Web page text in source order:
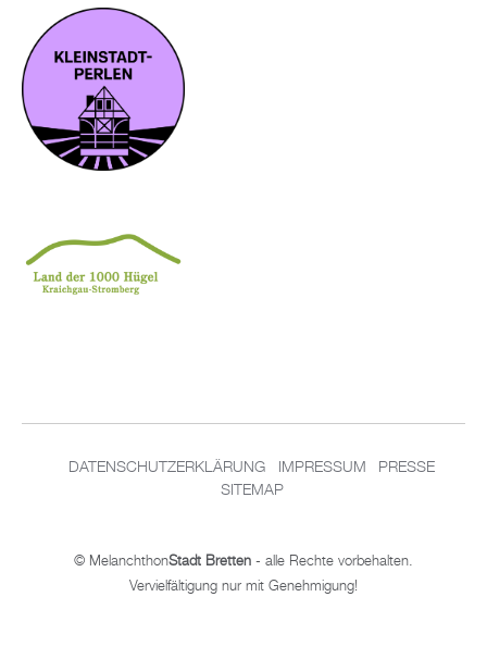
DATENSCHUTZERKLÄRUNG IMPRESSUM
PRESSE
SITEMAP
© MelanchthonStadt Bretten - alle Rechte vorbehalten.
Vervielfältigung nur mit Genehmigung!